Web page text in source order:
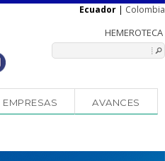
Ecuador | Colombia
EMPRESAS AVANCES